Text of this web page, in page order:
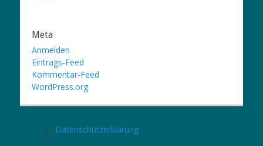
Meta
Anmelden
Eintrags-Feed
Kommentar-Feed
WordPress.org
Datenschutzerklärung